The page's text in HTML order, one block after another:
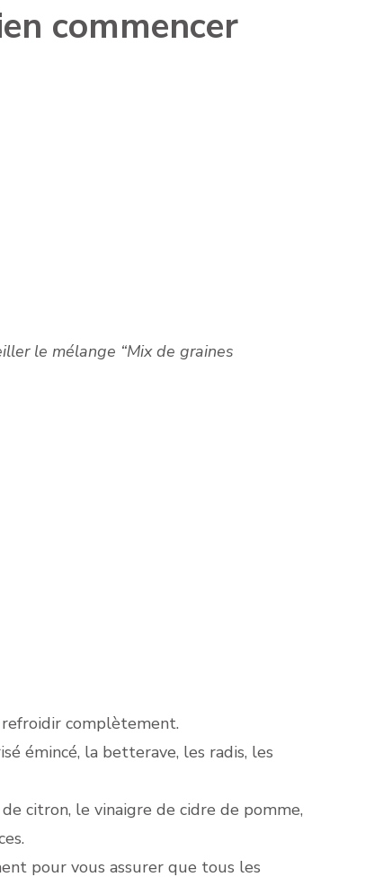
commencer
le mélange “Mix de graines
refroidir complètement.
émincé, la betterave, les radis, les
citron, le vinaigre de cidre de pomme,
pour vous assurer que tous les